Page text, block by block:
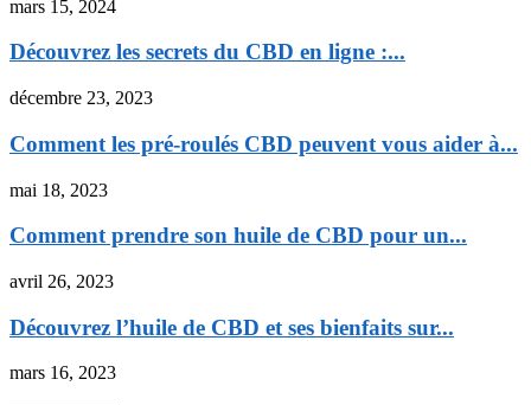
mars 15, 2024
Découvrez les secrets du CBD en ligne :...
décembre 23, 2023
Comment les pré-roulés CBD peuvent vous aider à...
mai 18, 2023
Comment prendre son huile de CBD pour un...
avril 26, 2023
Découvrez l’huile de CBD et ses bienfaits sur...
mars 16, 2023